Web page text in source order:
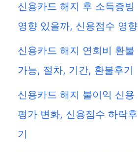
신용카드 해지 후 소득증빙
영향 있을까, 신용점수 영향
신용카드 해지 연회비 환불
가능, 절차, 기간, 환불후기
신용카드 해지 불이익 신용
평가 변화, 신용점수 하락후
기